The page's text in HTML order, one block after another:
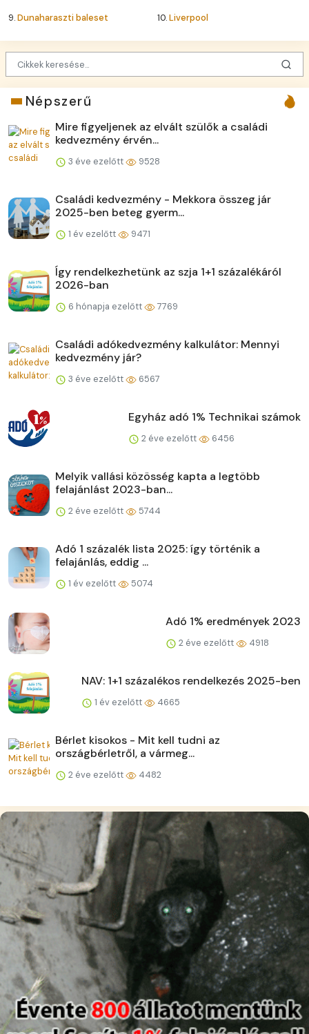
9.Dunaharaszti baleset 10.Liverpool
Népszerű
Mire figyeljenek az elvált szülők a családi
kedvezmény érvén...
3 éve ezelőtt 9528
Családi kedvezmény - Mekkora összeg jár
2025-ben beteg gyerm...
1 év ezelőtt 9471
Így rendelkezhetünk az szja 1+1 százalékáról
2026-ban
6 hónapja ezelőtt 7769
Családi adókedvezmény kalkulátor: Mennyi
kedvezmény jár?
3 éve ezelőtt 6567
Egyház adó 1% Technikai számok
2 éve ezelőtt 6456
Melyik vallási közösség kapta a legtöbb
felajánlást 2023-ban...
2 éve ezelőtt 5744
Adó 1 százalék lista 2025: így történik a
felajánlás, eddig ...
1 év ezelőtt 5074
Adó 1% eredmények 2023
2 éve ezelőtt 4918
NAV: 1+1 százalékos rendelkezés 2025-ben
1 év ezelőtt 4665
Bérlet kisokos - Mit kell tudni az
országbérletről, a vármeg...
2 éve ezelőtt 4482